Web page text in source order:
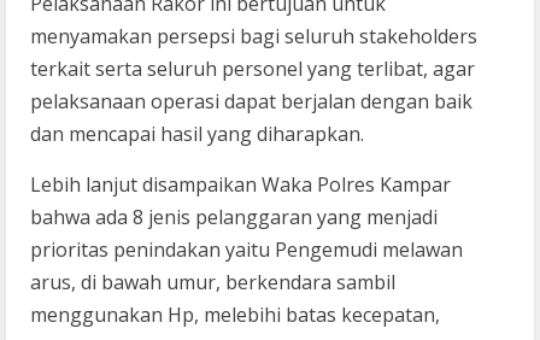
menyamakan persepsi bagi seluruh stakeholders
terkait serta seluruh personel yang terlibat, agar
pelaksanaan operasi dapat berjalan dengan baik
dan mencapai hasil yang diharapkan.
Lebih lanjut disampaikan Waka Polres Kampar
bahwa ada 8 jenis pelanggaran yang menjadi
prioritas penindakan yaitu Pengemudi melawan
arus, di bawah umur, berkendara sambil
menggunakan Hp, melebihi batas kecepatan,